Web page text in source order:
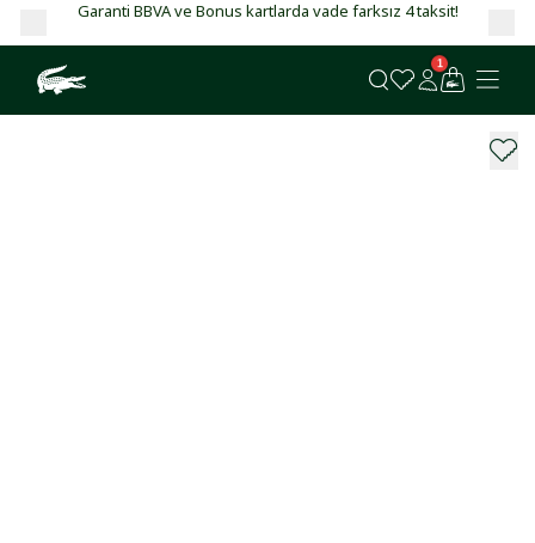
Garanti BBVA ve Bonus kartlarda vade farksız 4 taksit!
1